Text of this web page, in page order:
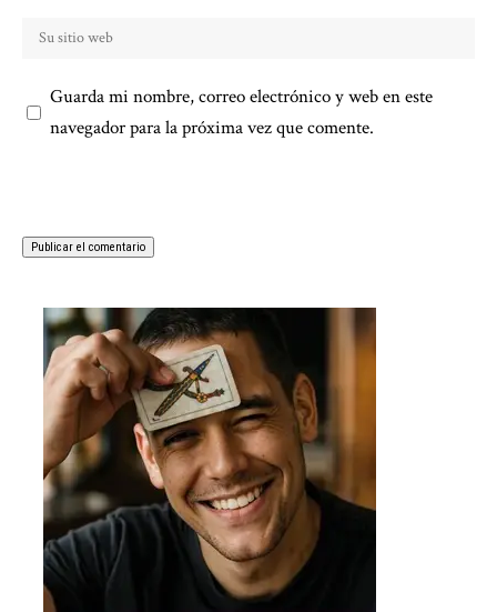
Guarda mi nombre, correo electrónico y web en este
navegador para la próxima vez que comente.